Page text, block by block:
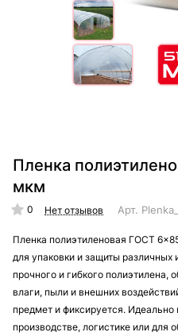
Пленка
мкм
0 Нет отзывов Арт.
Пленка полиэтиленовая ГОСТ
для упаковки и защиты различных
прочного и гибкого
влаги, пыли и внешних
предмет и фиксируется. Идеально
производстве, логистике или для